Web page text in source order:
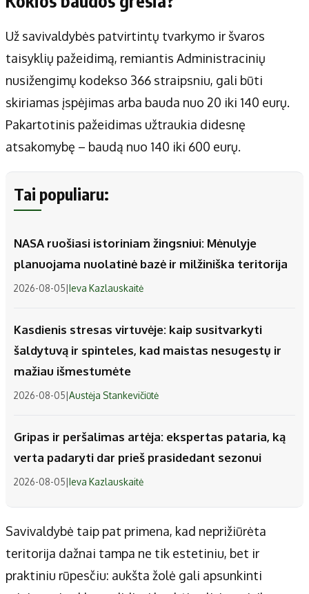
Už savivaldybės patvirtintų tvarkymo ir švaros
taisyklių pažeidimą, remiantis Administracinių
nusižengimų kodekso 366 straipsniu, gali būti
skiriamas įspėjimas arba bauda nuo 20 iki 140 eurų.
Pakartotinis pažeidimas užtraukia didesnę
atsakomybę – baudą nuo 140 iki 600 eurų.
Tai populiaru:
NASA ruošiasi istoriniam žingsniui: Mėnulyje
planuojama nuolatinė bazė ir milžiniška teritorija
2026-08-05|Ieva Kazlauskaitė
Kasdienis stresas virtuvėje: kaip susitvarkyti
šaldytuvą ir spinteles, kad maistas nesugestų ir
mažiau išmestumėte
2026-08-05|Austėja Stankevičiūtė
Gripas ir peršalimas artėja: ekspertas pataria, ką
verta padaryti dar prieš prasidedant sezonui
2026-08-05|Ieva Kazlauskaitė
Savivaldybė taip pat primena, kad neprižiūrėta
teritorija dažnai tampa ne tik estetiniu, bet ir
praktiniu rūpesčiu: aukšta žolė gali apsunkinti